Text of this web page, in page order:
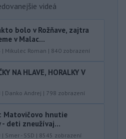
videá
bolo v Rožňave, zajtra
v Malac...
| Mikulec Roman | 840 zobrazení
NA HLAVE, HORALKY V
| Danko Andrej | 798 zobrazení
Matovičovo hnutie
- deti zneužívaj...
| Smer - SSD | 8545 zobrazení